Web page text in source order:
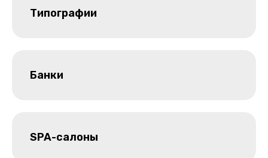
Типографии
Банки
SPA-салоны